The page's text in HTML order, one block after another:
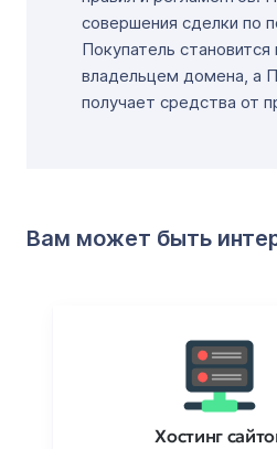
совершения сделки по
Покупатель
владельцем домена, а
получает средства от
Вам может быть
Хостинг